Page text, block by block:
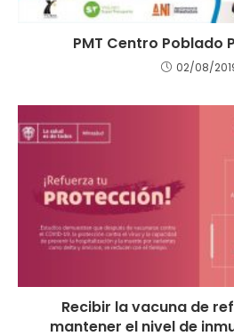
PMT Centro Poblado
02/08/
Recibir la vacuna de
mantener el nivel de